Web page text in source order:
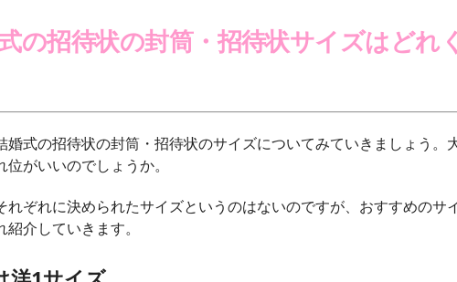
の招待状の封筒・招待状サイズはどれ
婚式の招待状の封筒・招待状のサイズについてみていきましょう。
位がいいのでしょうか。
れぞれに決められたサイズというのはないのですが、おすすめのサ
紹介していきます。